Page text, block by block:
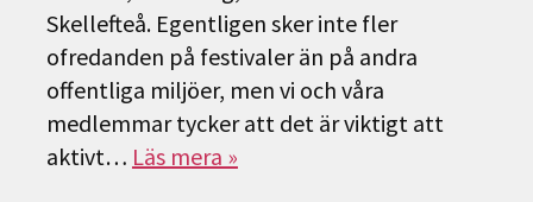
Skellefteå. Egentligen sker inte fler
ofredanden på festivaler än på andra
offentliga miljöer, men vi och våra
medlemmar tycker att det är viktigt att
aktivt… Läs mera »